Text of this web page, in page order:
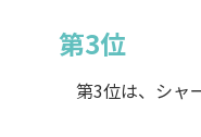
第3位
第3位は、シャ